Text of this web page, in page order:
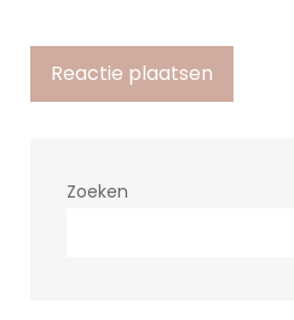
Zoeken